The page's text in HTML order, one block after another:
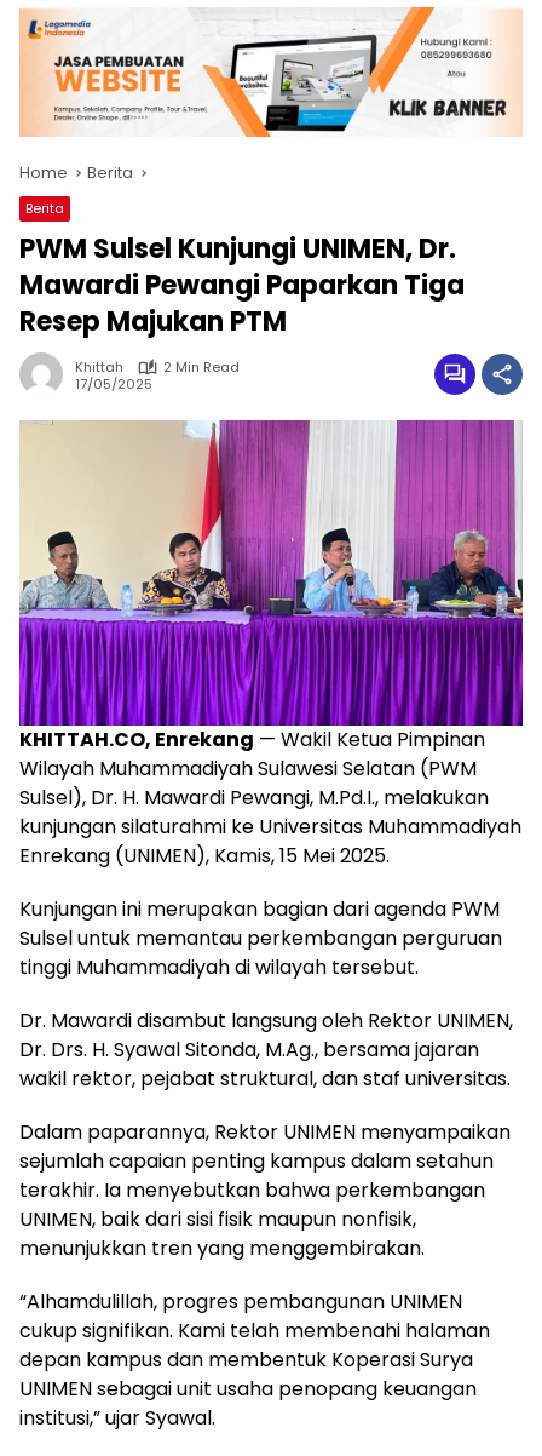
Home Berita
Berita
PWM Sulsel Kunjungi UNIMEN, Dr.
Mawardi Pewangi Paparkan Tiga
Resep Majukan PTM
Khittah
2 Min Read
17/05/2025
KHITTAH.CO, Enrekang — Wakil Ketua Pimpinan
Wilayah Muhammadiyah Sulawesi Selatan (PWM
Sulsel), Dr. H. Mawardi Pewangi, M.Pd.I., melakukan
kunjungan silaturahmi ke Universitas Muhammadiyah
Enrekang (UNIMEN), Kamis, 15 Mei 2025.
Kunjungan ini merupakan bagian dari agenda PWM
Sulsel untuk memantau perkembangan perguruan
tinggi Muhammadiyah di wilayah tersebut.
Dr. Mawardi disambut langsung oleh Rektor UNIMEN,
Dr. Drs. H. Syawal Sitonda, M.Ag., bersama jajaran
wakil rektor, pejabat struktural, dan staf universitas.
Dalam paparannya, Rektor UNIMEN menyampaikan
sejumlah capaian penting kampus dalam setahun
terakhir. Ia menyebutkan bahwa perkembangan
UNIMEN, baik dari sisi fisik maupun nonfisik,
menunjukkan tren yang menggembirakan.
“Alhamdulillah, progres pembangunan UNIMEN
cukup signifikan. Kami telah membenahi halaman
depan kampus dan membentuk Koperasi Surya
UNIMEN sebagai unit usaha penopang keuangan
institusi,” ujar Syawal.